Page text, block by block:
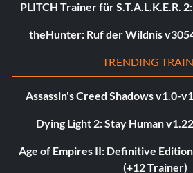
PLITCH Trainer für S.T.A.L.K.E.R.
theHunter: Ruf der Wildnis
TRENDING
Assassin's Creed Shadows v1.0-
Dying Light 2: Stay Human
Age of Empires II: Definitive
(+12 Trainer)